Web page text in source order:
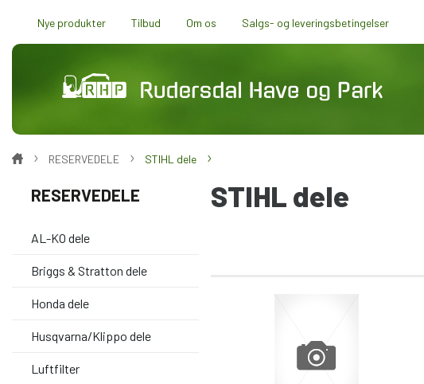
Nye produkter Tilbud Om os Salgs- og leveringsbetingelser
RESERVEDELE
AL-KO dele
Briggs & Stratton dele
Honda dele
Husqvarna/Klippo dele
Luftfilter
RESERVEDELE STIHL dele
STIHL dele